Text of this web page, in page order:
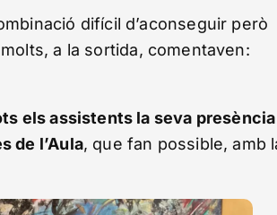
difícil d’aconseguir però
a la sortida, comentaven:
els assistents la seva
de l’Aula, que fan possible, amb